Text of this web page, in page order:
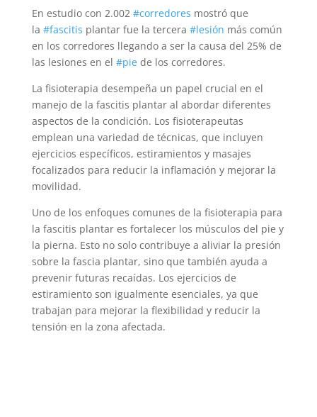
En estudio con 2.002 #corredores mostró que
la #fascitis plantar fue la tercera #lesión más común
en los corredores llegando a ser la causa del 25% de
las lesiones en el #piede los corredores.
La fisioterapia desempeña un papel crucial en el
manejo de la fascitis plantar al abordar diferentes
aspectos de la condición. Los fisioterapeutas
emplean una variedad de técnicas, que incluyen
ejercicios específicos, estiramientos y masajes
focalizados para reducir la inflamación y mejorar la
movilidad.
Uno de los enfoques comunes de la fisioterapia para
la fascitis plantar es fortalecer los músculos del pie y
la pierna. Esto no solo contribuye a aliviar la presión
sobre la fascia plantar, sino que también ayuda a
prevenir futuras recaídas. Los ejercicios de
estiramiento son igualmente esenciales, ya que
trabajan para mejorar la flexibilidad y reducir la
tensión en la zona afectada.